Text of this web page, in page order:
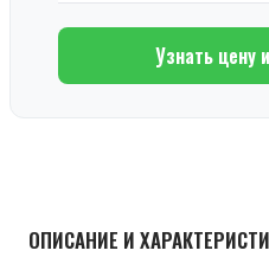
Узнать цену
ОПИСАНИЕ И